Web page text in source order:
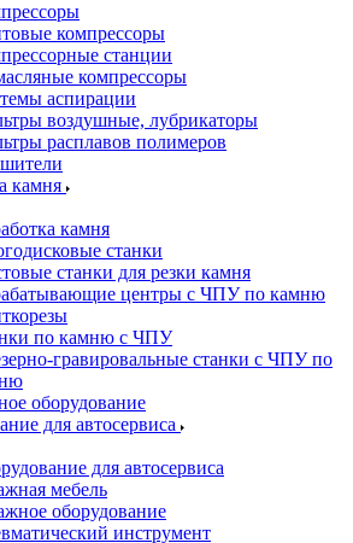
компрессоры
станции
компрессоры
аспирации
воздушные, лубрикаторы
расплавов полимеров
камня
камня
станки
станки для резки камня
центры с ЧПУ по камню
по камню с ЧПУ
гравировальные станки с ЧПУ по
оборудование
для автосервиса
для автосервиса
мебель
оборудование
инструмент